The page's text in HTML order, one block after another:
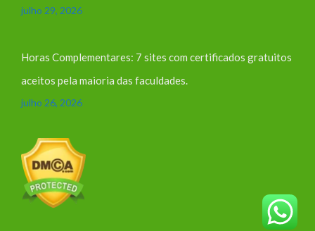
julho 29, 2026
Horas Complementares: 7 sites com certificados gratuitos
aceitos pela maioria das faculdades.
julho 26, 2026